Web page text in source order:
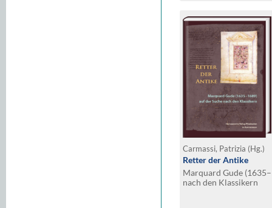
Carmassi, Patrizia (Hg.)
Retter der Antike
Marquard Gude
nach den Klassikern